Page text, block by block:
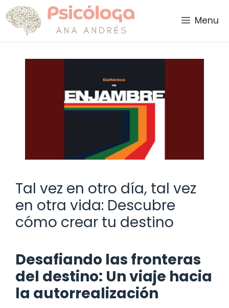
Saltar
al
contenido
Menu
Tal vez en otro día, tal vez
en otra vida: Descubre
cómo crear tu destino
Desafiando las fronteras
del destino: Un viaje hacia
la autorrealización